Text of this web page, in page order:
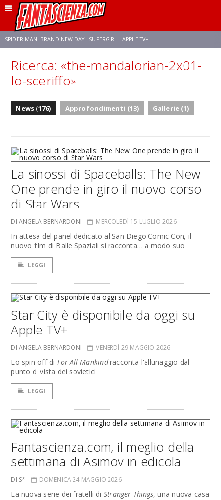
SPIDER-MAN: BRAND NEW DAY SUPERGIRL APPLE TV+
FRANCO RICCIARDIELLO ZENDAYA STAR TREK AVENGERS: DOOMSDAY
NETFLIX SADIE SINK STAR TREK: STRANGE NEW WORLDS
Ricerca: «the-mandalorian-2x01-
lo-sceriffo»
News (176) Approfondimenti (13) Gallerie (1)
La sinossi di Spaceballs: The New
One prende in giro il nuovo corso
di Star Wars
DI ANGELA BERNARDONI MERCOLEDÌ 15 LUGLIO 2026
In attesa del panel dedicato al San Diego Comic Con, il
nuovo film di Balle Spaziali si racconta… a modo suo
LEGGI
Star City è disponibile da oggi su
Apple TV+
DI ANGELA BERNARDONI VENERDÌ 29 MAGGIO 2026
Lo spin-off di For All Mankindracconta l'allunaggio dal
punto di vista dei sovietici
LEGGI
Fantascienza.com, il meglio della
settimana di Asimov in edicola
DI S* DOMENICA 24 MAGGIO 2026
La nuova serie dei fratelli di Stranger Things, una nuova casa